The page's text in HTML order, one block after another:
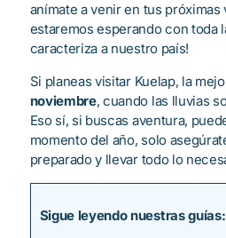
anímate a venir en tus próximas
estaremos esperando con toda
caracteriza a nuestro país!
Si planeas visitar Kuelap, la
noviembre, cuando las lluvias
Eso sí, si buscas aventura,
momento del año, solo
preparado y llevar todo lo
Sigue leyendo nuestras guías: